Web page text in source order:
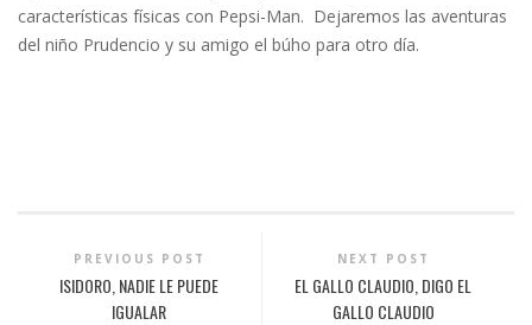
características físicas con Pepsi-Man. Dejaremos las aventuras
del niño Prudencio y su amigo el búho para otro día.
PREVIOUS POST
ISIDORO, NADIE LE PUEDE
IGUALAR
NEXT POST
EL GALLO CLAUDIO, DIGO EL
GALLO CLAUDIO